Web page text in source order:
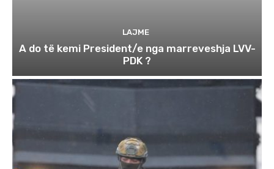
LAJME
A do të kemi President/e nga marreveshja LVV-
PDK ?